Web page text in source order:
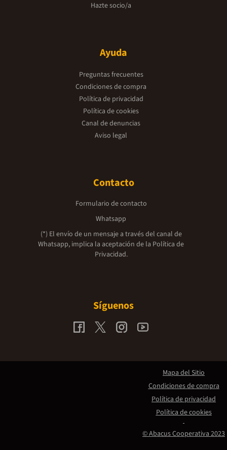
Hazte socio/a
Ayuda
Preguntas frecuentes
Condiciones de compra
Política de privacidad
Política de cookies
Canal de denuncias
Aviso legal
Contacto
Formulario de contacto
Whatsapp
(*) El envío de un mensaje a través del canal de
Whatsapp, implica la aceptación de la Política de
Privacidad.
Síguenos
© Abacus Cooperativa 2023
Mapa del Sitio
Condiciones de compra
Política de privacidad
Política de cookies